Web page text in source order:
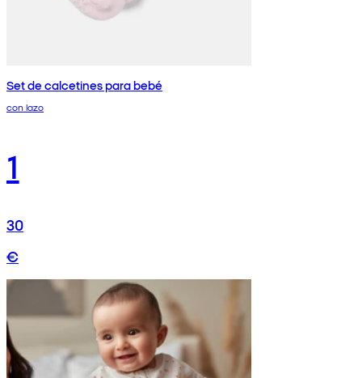
Set de calcetines para bebé
con lazo
1
30
€